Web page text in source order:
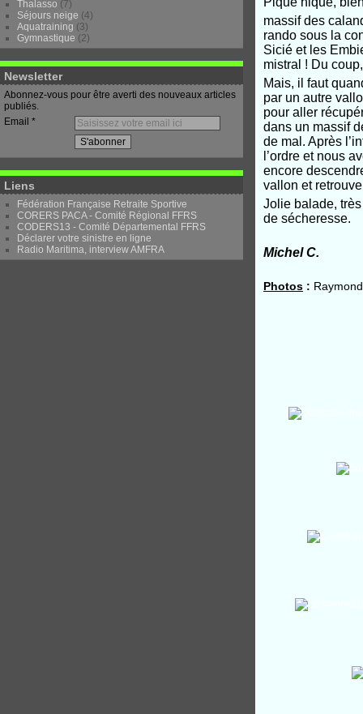
Thalasso (7)
Séjours neige (4)
Aquatraining (3)
Gymnastique (2)
Newsletter
Abonnez-vous pour être averti des nouveaux articles
publiés.
Email
Liens
Fédération Française Retraite Sportive
CORERS PACA - Comité Régional FFRS
CODERS13 - Comité Départemental FFRS
Déclarer votre sinistre en ligne
Radio Maritima, interview AMFRA
massif des
rando sous la
Sicié et les
mistral ! Du
Mais, il faut
par un autre
pour aller
dans un massif
de mal. Après
l’ordre et nous
encore
vallon et
Jolie balade,
de sécheresse.
Michel C.
Photos :